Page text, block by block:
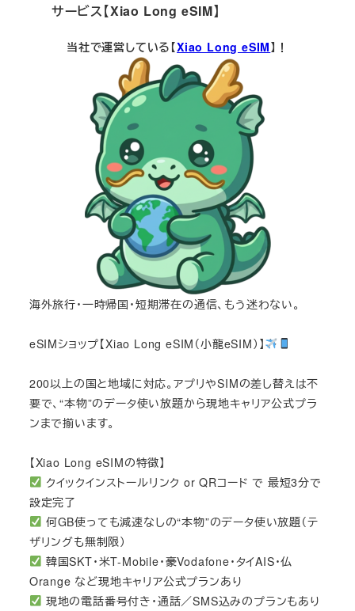
サービス【Xiao Long eSIM】
当社で運営している【Xiao Long eSIM】！
海外旅行・一時帰国・短期滞在の通信、もう迷わない。
eSIMショップ【Xiao Long eSIM（小龍eSIM）】
200以上の国と地域に対応。アプリやSIMの差し替えは不
要で、“本物”のデータ使い放題から現地キャリア公式プラ
ンまで揃います。
【Xiao Long eSIMの特徴】
クイックインストールリンク or QRコード で 最短3分で
設定完了
何GB使っても減速なしの“本物”のデータ使い放題（テ
ザリングも無制限）
韓国SKT・米T-Mobile・豪Vodafone・タイAIS・仏
Orange など現地キャリア公式プランあり
現地の電話番号付き・通話／SMS込みのプランもあり